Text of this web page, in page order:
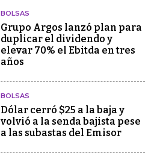
BOLSAS
Grupo Argos lanzó plan para
duplicar el dividendo y
elevar 70% el Ebitda en tres
años
BOLSAS
Dólar cerró $25 a la baja y
volvió a la senda bajista pese
a las subastas del Emisor